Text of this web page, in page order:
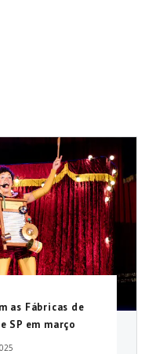
as Fábricas de
SP em março